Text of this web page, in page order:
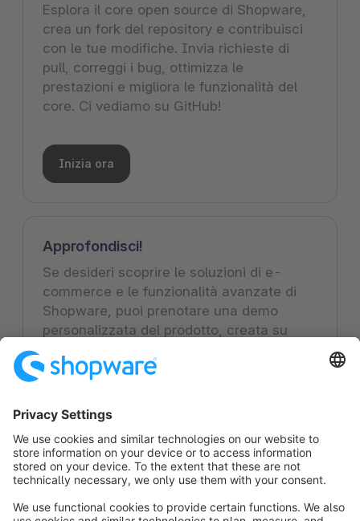
Esplora il core open source di Shopware,
crea un fork del repository e contribuisci
con le tue modifiche. Invia richieste di
pull, correggi i bug, ottimizza le
prestazioni e migliora le funzionalità del
core. Ci vediamo su GitHub!
Inizia ora
Approfondisci!
Se desideri scoprire le soluzioni di e-
commerce e le funzionalità avanzate di
Shopware, puoi prenotare una demo
personalizzata del prodotto, creata su
nostri esperti interni sono pronti a guidarti.
Contattaci